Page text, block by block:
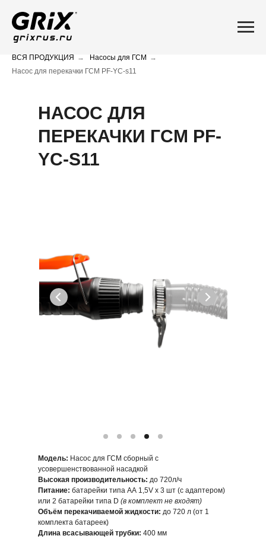
ВСЯ ПРОДУКЦИЯ → Насосы для ГСМ
→
Насос для перекачки ГСМ PF-YC-s11
Модель: Насос для ГСМ сборный с
усовершенствованной насадкой
Высокая производительность: до 720л/ч
Питание: батарейки типа АА 1,5V x 3 шт (с адаптером)
или 2 батарейки типа D (в комплект не входят)
Объём перекачиваемой жидкости: до 720 л (от 1
комплекта батареек)
Длина всасывающей трубки: 400 мм
НАСОС ДЛЯ
ПЕРЕКАЧКИ ГСМ PF-
YC-S11